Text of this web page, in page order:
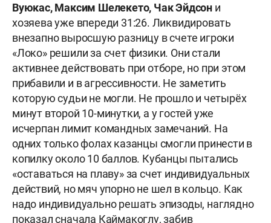
Вуюкас, Максим Шелекето, Чак Эйдсон и
хозяева уже впереди 31:26. Ликвидировать
внезапно выросшую разницу в счете игроки
«Локо» решили за счет физики. Они стали
активнее действовать при отборе, но при этом
прибавили и в агрессивности. Не заметить
которую судьи не могли. Не прошло и четырёх
минут второй 10-минутки, а у гостей уже
исчерпан лимит командных замечаний. На
одних только фолах казанцы смогли принести в
копилку около 10 баллов. Кубанцы пытались
«оставаться на плаву» за счет индивидуальных
действий, но мяч упорно не шел в кольцо. Как
надо индивидуально решать эпизоды, наглядно
показал сначала Каймакоглу, забив